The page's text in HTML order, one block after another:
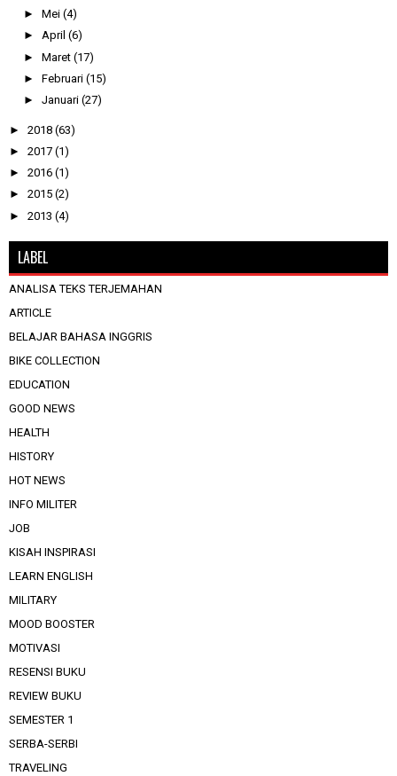
► Mei (4)
► April (6)
► Maret (17)
► Februari (15)
► Januari (27)
► 2018 (63)
► 2017 (1)
► 2016 (1)
► 2015 (2)
► 2013 (4)
LABEL
ANALISA TEKS TERJEMAHAN
ARTICLE
BELAJAR BAHASA INGGRIS
BIKE COLLECTION
EDUCATION
GOOD NEWS
HEALTH
HISTORY
HOT NEWS
INFO MILITER
JOB
KISAH INSPIRASI
LEARN ENGLISH
MILITARY
MOOD BOOSTER
MOTIVASI
RESENSI BUKU
REVIEW BUKU
SEMESTER 1
SERBA-SERBI
TRAVELING